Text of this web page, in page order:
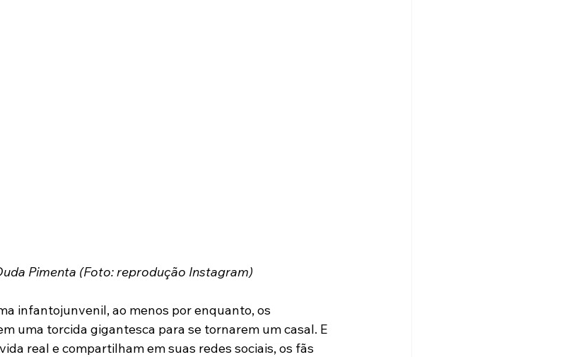
Pimenta (Foto: reprodução Instagram)
infantojunvenil, ao menos por enquanto, os
uma torcida gigantesca para se tornarem um casal. E
real e compartilham em suas redes sociais, os fãs